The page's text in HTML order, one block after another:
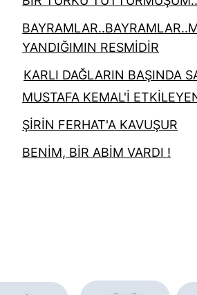
KARLI DAĞLARIN BAŞINDA
BENİM, BİR ABİM VARDI !
ŞİRİN FERHAT'A KAVUŞUR
YANDIĞIMIN RESMİDİR
MUSTAFA KEMAL'İ